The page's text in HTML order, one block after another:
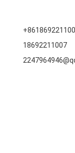
18692211007